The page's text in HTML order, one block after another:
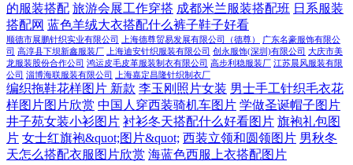
的服装搭配 旅游会展工作穿搭 成都米兰服装搭配班 日系服装
搭配网 蓝色羊绒大衣搭配什么裤子鞋子好看
顺德市展鹏针织实业有限公司 上海德尊贸易发展有限公司（德尊）
广东名豪服饰有限公
司 高淳县下坝新鑫服装厂 上海迪安针织服装有限公司 创永服饰(深圳)有限公司 大庆市美
龙服装股份合作公司 鸿运皮毛皮革服装制衣有限公司 高步利稳服装厂 江苏晨风服装有限
公司 淄博海联服装有限公司 上海嘉定昌隆针织制衣厂
编织拖鞋花样图片 新款 李玉刚照片女装 男士手工针织毛衣花
样图片图片欣赏 中国人穿西装骑机车图片 学做圣诞帽子图片
井子苑女装小衫图片 衬衫冬天搭配什么好看图片 旗袍礼包图
片 女士红旗袍&quot;图片&quot; 西装立领和圆领图片 男秋冬
天怎么搭配衣服图片欣赏 海蓝色西服上衣搭配图片